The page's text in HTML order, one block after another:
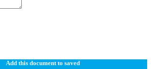
Add this document to saved